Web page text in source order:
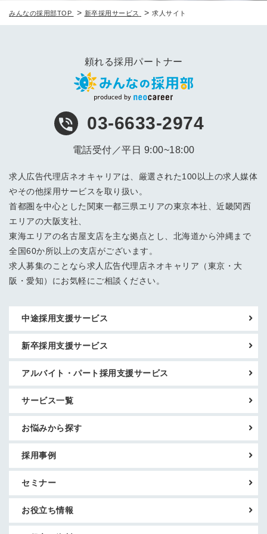
みんなの採用部TOP > 新卒採用サービス > 求人サイト
頼れる採用パートナー
03-6633-2974
電話受付／平日 9:00~18:00
求人広告代理店ネオキャリアは、厳選された100以上の求人媒体
やその他採用サービスを取り扱い。
首都圏を中心とした関東一都三県エリアの東京本社、近畿関西
エリアの大阪支社、
東海エリアの名古屋支店を主な拠点とし、北海道から沖縄まで
全国60か所以上の支店がございます。
求人募集のことなら求人広告代理店ネオキャリア（東京・大
阪・愛知）にお気軽にご相談ください。
中途採用支援サービス
新卒採用支援サービス
アルバイト・パート採用支援サービス
サービス一覧
お悩みから探す
採用事例
セミナー
お役立ち情報